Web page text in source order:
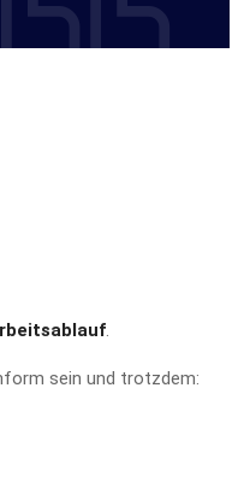
.
sein und trotzdem: